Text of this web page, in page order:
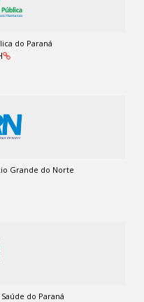
do Paraná
Grande do Norte
do Paraná